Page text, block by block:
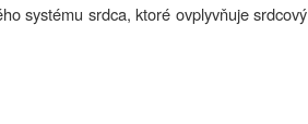
systému srdca, ktoré ovplyvňuje srdcový